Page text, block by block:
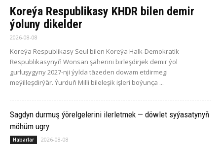
Koreýa Respublikasy KHDR bilen demir
ýoluny dikelder
2026-08-08
Koreýa Respublikasy Seul bilen Koreýa Halk-Demokratik
Respublikasynyň Wonsan şäherini birleşdirjek demir ýol
gurluşygyny 2027-nji ýylda täzeden dowam etdirmegi
meýilleşdirýär. Ýurduň Milli bileleşik işleri boýunça ...
Sagdyn durmuş ýörelgelerini ilerletmek — döwlet syýasatynyň
möhüm ugry
Habarlar 2026-08-08